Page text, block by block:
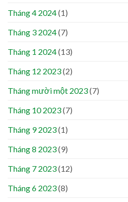
Tháng 4 2024(1)
Tháng 3 2024(7)
Tháng 1 2024(13)
Tháng 12 2023(2)
Tháng mười một 2023(7)
Tháng 10 2023(7)
Tháng 9 2023(1)
Tháng 8 2023(9)
Tháng 7 2023(12)
Tháng 6 2023(8)